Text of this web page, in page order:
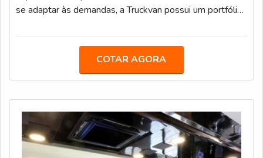
se adaptar às demandas, a Truckvan possui um portfólio
usadas para os segmentos de Saúde, Capacitação
diversas finalidades, tais como: Ativações de live
marketing; Estande Móvel em feiras e eventos; Espaço
COTAR AGORA